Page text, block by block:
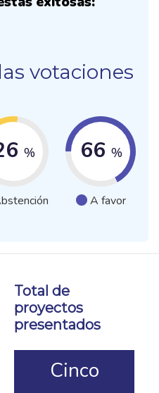
votaciones
% 66 %
A favor
Total de
proyectos
presentados
Cinco